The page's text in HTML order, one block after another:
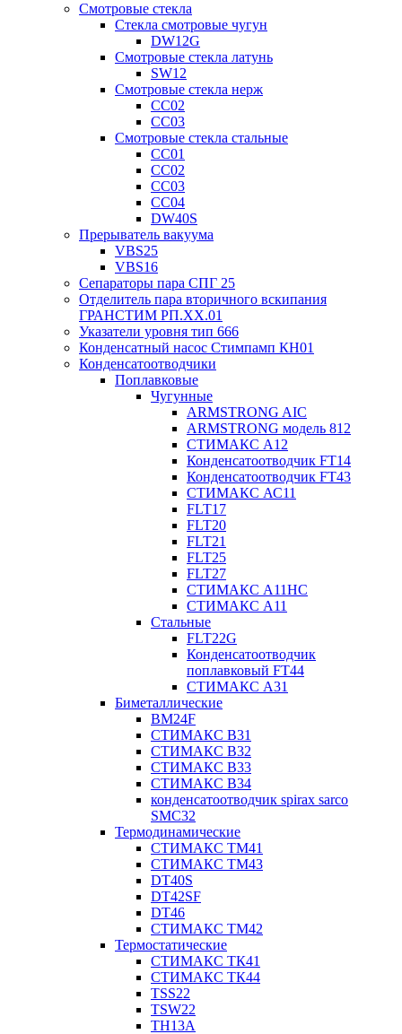
Смотровые стекла
Стекла смотровые чугун
DW12G
Смотровые стекла латунь
SW12
Смотровые стекла нерж
СС02
СС03
Смотровые стекла стальные
СС01
СС02
СС03
СС04
DW40S
Прерыватель вакуума
VBS25
VBS16
Сепараторы пара СПГ 25
Отделитель пара вторичного вскипания
ГРАНСТИМ РП.XX.01
Указатели уровня тип 666
Конденсатный насос Стимпамп КН01
Конденсатоотводчики
Поплавковые
Чугунные
ARMSTRONG AIC
ARMSTRONG модель 812
СТИМАКС А12
Конденсатоотводчик FT14
Конденсатоотводчик FT43
СТИМАКС АС11
FLT17
FLT20
FLT21
FLT25
FLT27
СТИМАКС А11HC
СТИМАКС А11
Стальные
FLT22G
Конденсатоотводчик
поплавковый FT44
СТИМАКС А31
Биметаллические
BM24F
СТИМАКС B31
СТИМАКС В32
СТИМАКС В33
СТИМАКС B34
конденсатоотводчик spirax sarco
SMC32
Термодинамические
СТИМАКС ТМ41
СТИМАКС ТМ43
DT40S
DT42SF
DT46
СТИМАКС ТМ42
Термостатические
СТИМАКС ТК41
СТИМАКС ТК44
TSS22
TSW22
TH13A